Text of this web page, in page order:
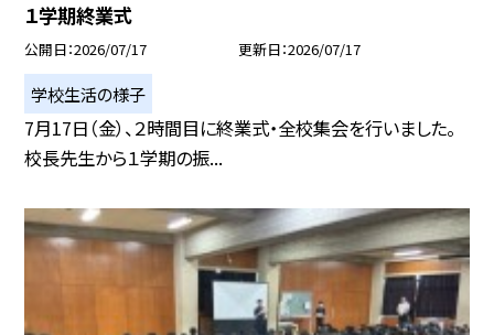
１学期終業式
公開日 2026/07/17 更新日 2026/07/17
学校生活の様子
7月17日（金）、２時間目に終業式・全校集会を行いました。
校長先生から１学期の振...